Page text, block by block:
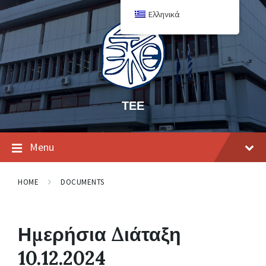
ΤΕΕ
Menu
HOME DOCUMENTS
Ημερήσια Διάταξη
10.12.2024
Ελληνικά